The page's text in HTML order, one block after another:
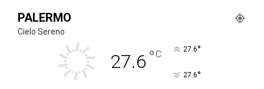
PALERMO
Cielo Sereno
27.6 °C 27.6°
27.6°